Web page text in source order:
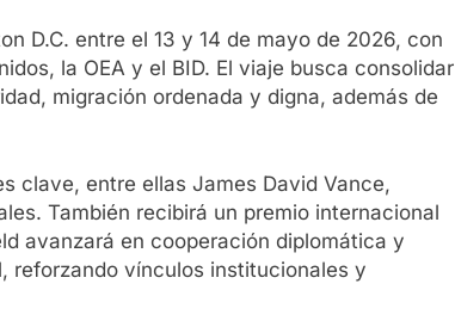
D.C. entre el 13 y 14 de mayo de 2026, con
la OEA y el BID. El viaje busca consolidar
migración ordenada y digna, además de
clave, entre ellas James David Vance,
También recibirá un premio internacional
avanzará en cooperación diplomática y
reforzando vínculos institucionales y